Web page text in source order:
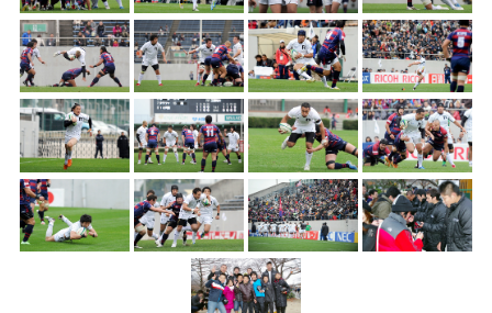
ファンクラブ
パートナー